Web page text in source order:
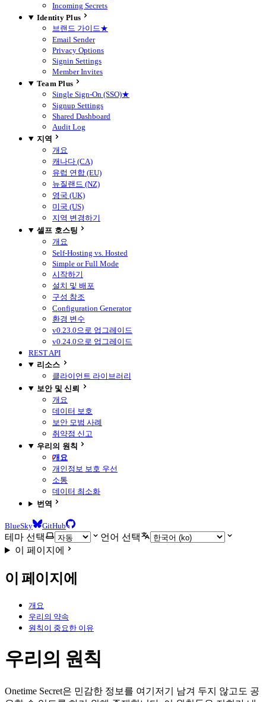
Incoming Secrets
Identity Plus
브랜드 가이드★
Email Sender
Privacy Options
Signin Settings
Member Invites
Team Plus
Single Sign-On (SSO)★
Signup Settings
Shared Dashboard
Audit Log
지역
개요
캐나다 (CA)
유럽 연합 (EU)
뉴질랜드 (NZ)
영국 (UK)
미국 (US)
지역 변경하기
셀프 호스팅
개요
Self-Hosting vs. Hosted
Simple or Full Mode
시작하기
설치 및 배포
구성 참조
Configuration Generator
환경 변수
v0.23.0으로 업그레이드
v0.24.0으로 업그레이드
REST API
리소스
클라이언트 라이브러리
보안 및 신뢰
개요
데이터 보호
보안 모범 사례
취약점 신고
우리의 원칙
개요
개인정보 보호 우선
소통
데이터 최소화
번역
BlueSky GitHub
테마 선택
언어 선택
이 페이지에
이 페이지에
개요
우리의 약속
원칙이 중요한 이유
우리의 원칙
Onetime Secret은 민감한 정보를 여기저기 남겨 두지 않고도 공